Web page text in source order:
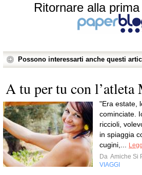
Ritornare alla
Possono interessarti anche questi
A tu per tu con l’atleta
"Era estate,
cominciate.
riccioli,
in spiaggia
cugini,...
Da Amiche Si
VIAGGI